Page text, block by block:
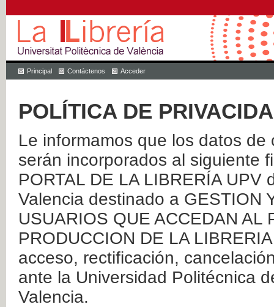
Principal Contáctenos Acceder
POLÍTICA DE
Le informamos que los datos
serán incorporados al siguiente
PORTAL DE LA LIBRERÍA
Valencia destinado a GESTION
USUARIOS QUE ACCEDAN AL
PRODUCCION DE LA
acceso, rectificación,
ante la Universidad Politécnica
Valencia.